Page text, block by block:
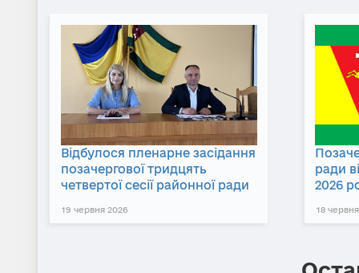
Відбулося пленарне засідання
позачергової тридцять
четвертої сесії районної ради
19 червня 2026
ради
2026
18